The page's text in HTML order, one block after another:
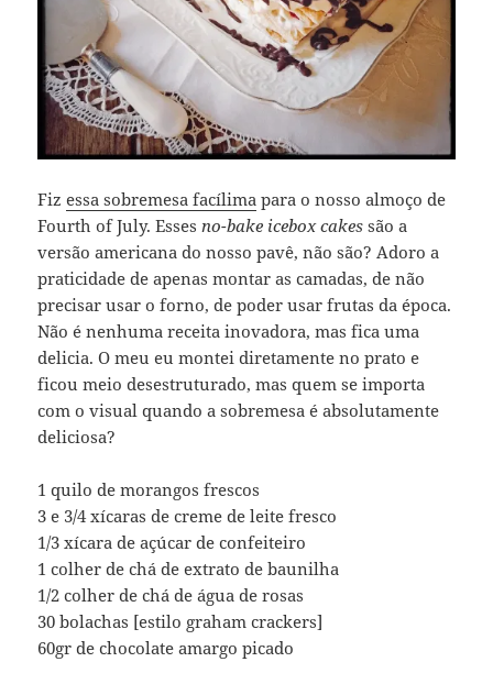
Fizessa sobremesa facílima para o nosso almoço de
Fourth of July. Essesno-bake icebox cakes são a
versão americana do nosso pavê, não são? Adoro a
praticidade de apenas montar as camadas, de não
precisar usar o forno, de poder usar frutas da época.
Não é nenhuma receita inovadora, mas fica uma
delicia. O meu eu montei diretamente no prato e
ficou meio desestruturado, mas quem se importa
com o visual quando a sobremesa é absolutamente
deliciosa?
1 quilo de morangos frescos
3 e 3/4 xícaras de creme de leite fresco
1/3 xícara de açúcar de confeiteiro
1 colher de chá de extrato de baunilha
1/2 colher de chá de água de rosas
30 bolachas [estilo graham crackers]
60gr de chocolate amargo picado